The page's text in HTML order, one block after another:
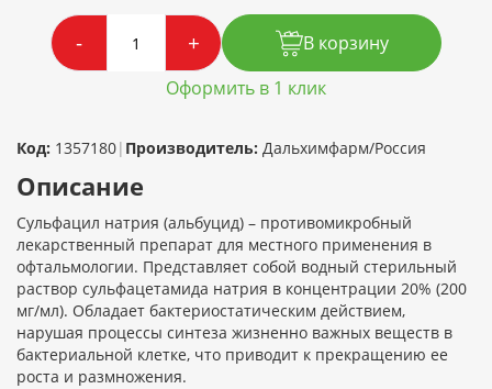
- +
В корзину
Оформить в 1 клик
Код: 1357180| Производитель: Дальхимфарм/Россия
Описание
Сульфацил натрия (альбуцид) – противомикробный
лекарственный препарат для местного применения в
офтальмологии. Представляет собой водный стерильный
раствор сульфацетамида натрия в концентрации 20% (200
мг/мл). Обладает бактериостатическим действием,
нарушая процессы синтеза жизненно важных веществ в
бактериальной клетке, что приводит к прекращению ее
роста и размножения.